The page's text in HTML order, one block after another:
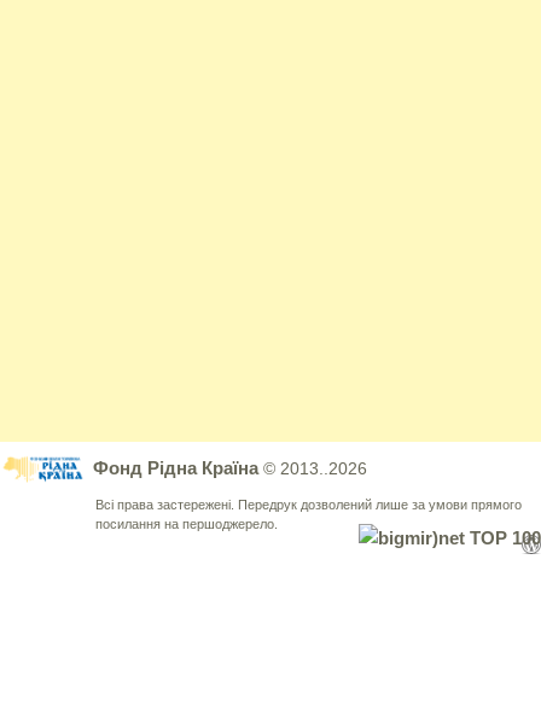
Фонд Рідна Країна© 2013..2026
Всі права застережені. Передрук дозволений лише за умови прямого
посилання на першоджерело.